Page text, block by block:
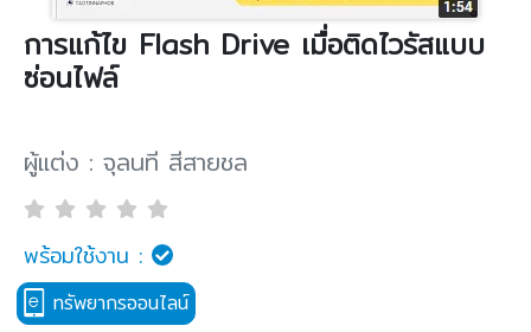
การแก้ไข Flash Drive เมื่อติดไวรัสแบบ
ซ่อนไฟล์
ผู้แต่ง : จุลนที สีสายชล
พร้อมใช้งาน :
ทรัพยากรออนไลน์